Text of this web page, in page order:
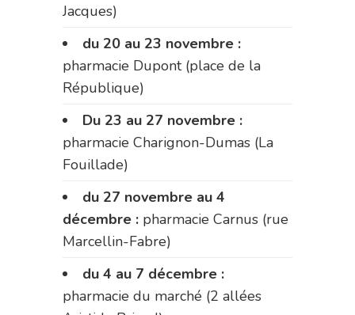
Jacques)
du 20 au 23 novembre :
pharmacie Dupont (place de la
République)
Du 23 au 27 novembre :
pharmacie Charignon-Dumas (La
Fouillade)
du 27 novembre au 4
décembre : pharmacie Carnus (rue
Marcellin-Fabre)
du 4 au 7 décembre :
pharmacie du marché (2 allées